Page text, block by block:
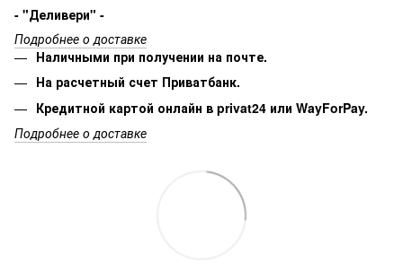
- "Деливери" -
Подробнее о доставке
Наличными при получении на почте.
На расчетный счет Приватбанк.
Кредитной картой онлайн в privat24 или WayForPay.
Подробнее о доставке